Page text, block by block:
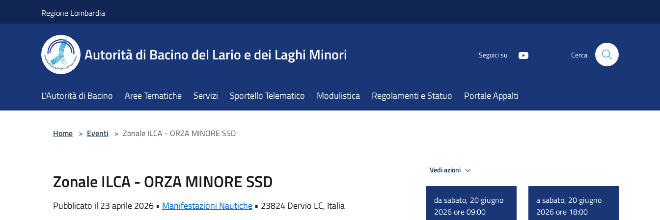
Regione Lombardia
Autorità di Bacino del Lario e dei Laghi Minori Seguici su Cerca
L'Autorità di Bacino Aree Tematiche Servizi Sportello Telematico Modulistica Regolamenti e Statuo Portale Appalti
Home > Eventi > Zonale ILCA - ORZA MINORE SSD
Zonale ILCA - ORZA MINORE SSD
Pubblicato il 23 aprile 2026 • Manifestazioni Nautiche • 23824 Dervio LC, Italia
Vedi azioni
da sabato, 20 giugno
2026 ore 09:00
a sabato, 20 giugno
2026 ore 18:00